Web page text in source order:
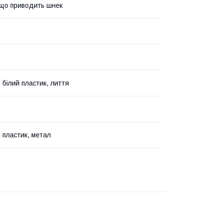
приводить шнек
пластик, лиття
метал